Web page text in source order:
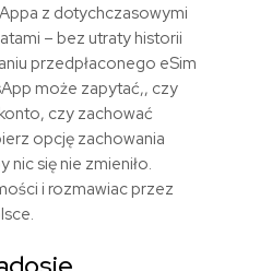
z dotychczasowymi
– bez utraty historii
przedpłaconego eSim
może zapytać,, czy
czy zachować
opcję zachowania
się nie zmieniło.
i rozmawiac przez